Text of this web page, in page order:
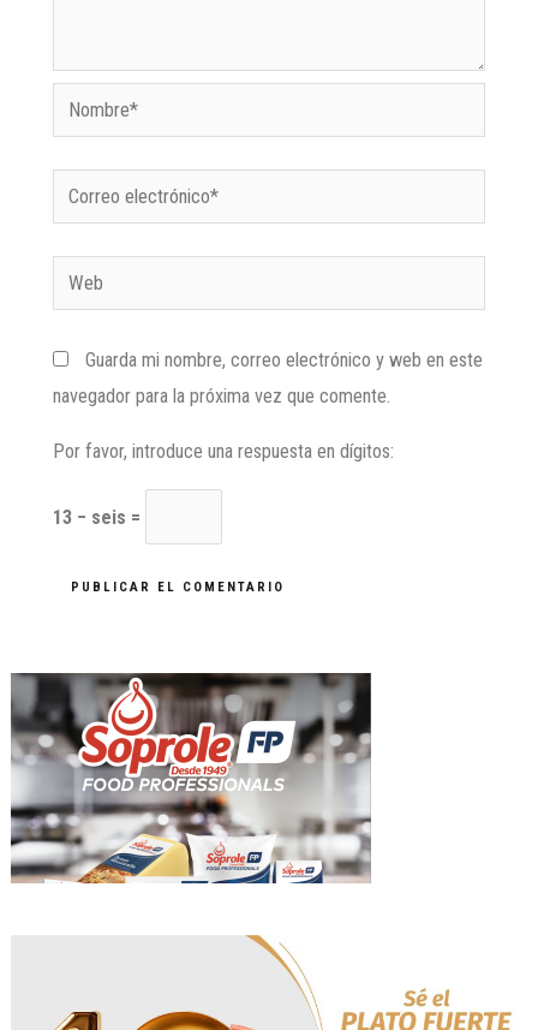
Guarda mi nombre, correo electrónico y web en este
navegador para la próxima vez que comente.
Por favor, introduce una respuesta en dígitos:
13 − seis =